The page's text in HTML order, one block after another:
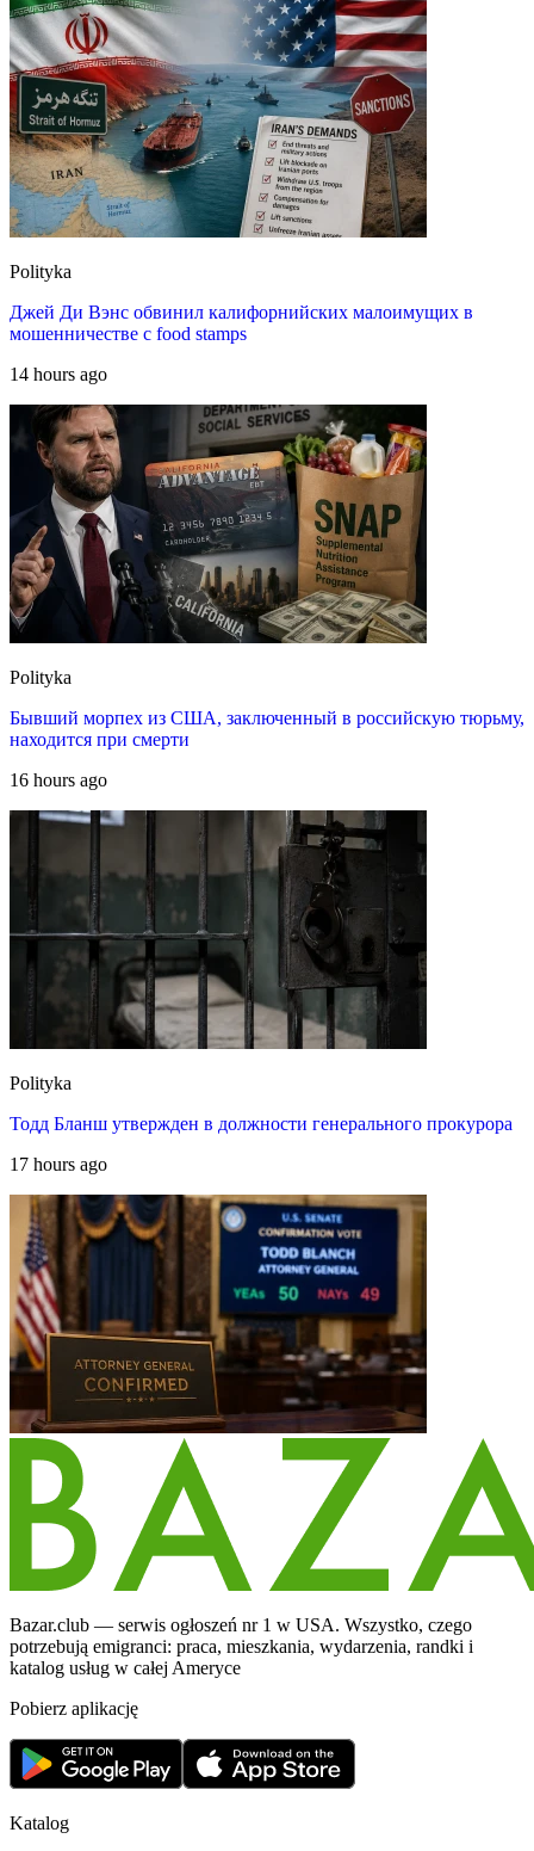
Polityka
Джей Ди Вэнс обвинил калифорнийских малоимущих в
мошенничестве с food stamps
14 hours ago
Polityka
Бывший морпех из США, заключенный в российскую тюрьму,
находится при смерти
16 hours ago
Polityka
Тодд Бланш утвержден в должности генерального прокурора
17 hours ago
Bazar.club — serwis ogłoszeń nr 1 w USA. Wszystko, czego
potrzebują emigranci: praca, mieszkania, wydarzenia, randki i
katalog usług w całej Ameryce
Pobierz aplikację
Katalog